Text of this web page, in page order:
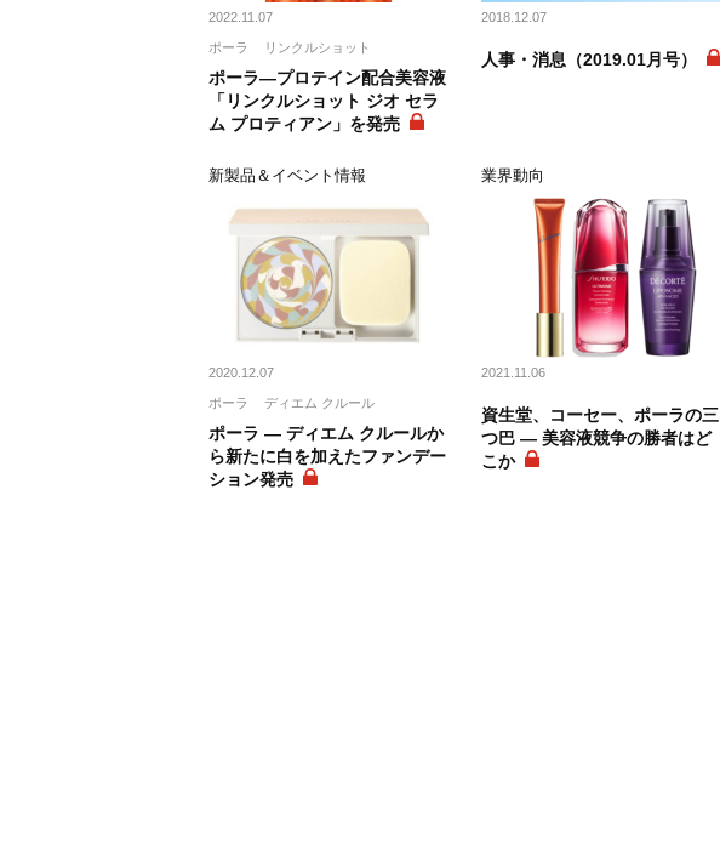
2022.11.07
ポーラ リンクルショット
ポーラ―プロテイン配合美容液
「リンクルショット ジオ セラ
ム プロティアン」を発売
2018.12.07
人事・消息（2019.01月号）
新製品＆イベント情報
2020.12.07
ポーラ ディエム クルール
ポーラ ― ディエム クルールか
ら新たに白を加えたファンデー
ション発売
業界動向
2021.11.06
資生堂、コーセー、ポーラの三
つ巴 ― 美容液競争の勝者はど
こか